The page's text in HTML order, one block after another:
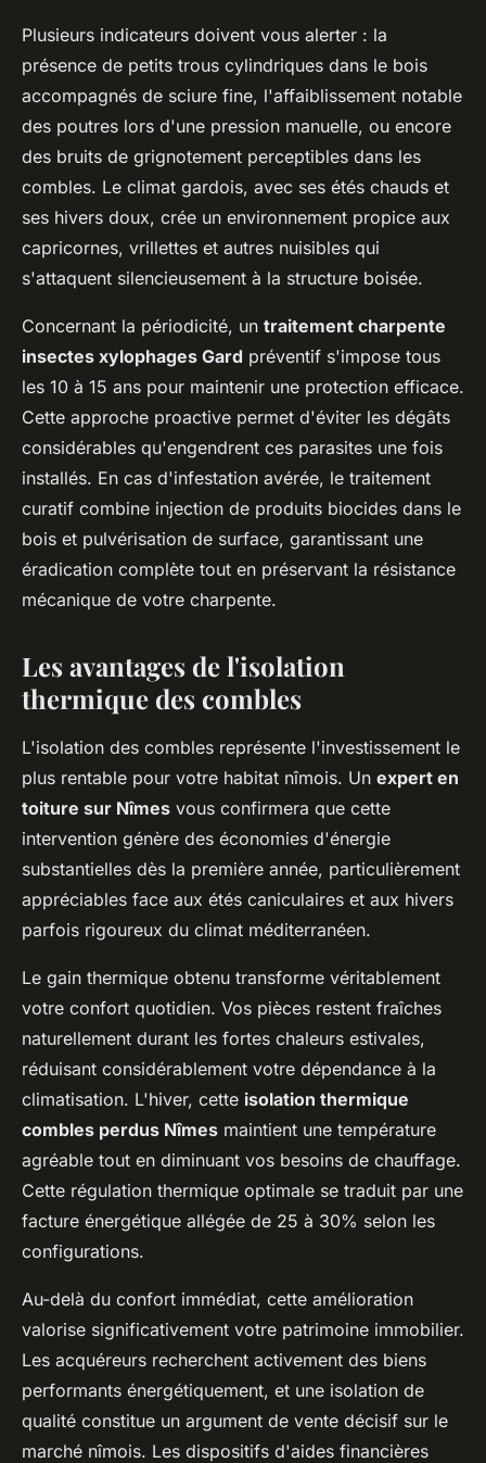
Plusieurs indicateurs doivent vous alerter : la
présence de petits trous cylindriques dans le bois
accompagnés de sciure fine, l'affaiblissement notable
des poutres lors d'une pression manuelle, ou encore
des bruits de grignotement perceptibles dans les
combles. Le climat gardois, avec ses étés chauds et
ses hivers doux, crée un environnement propice aux
capricornes, vrillettes et autres nuisibles qui
s'attaquent silencieusement à la structure boisée.
Concernant la périodicité, un traitement charpente
insectes xylophages Gard préventif s'impose tous
les 10 à 15 ans pour maintenir une protection efficace.
Cette approche proactive permet d'éviter les dégâts
considérables qu'engendrent ces parasites une fois
installés. En cas d'infestation avérée, le traitement
curatif combine injection de produits biocides dans le
bois et pulvérisation de surface, garantissant une
éradication complète tout en préservant la résistance
mécanique de votre charpente.
Les avantages de l'isolation
thermique des combles
L'isolation des combles représente l'investissement le
plus rentable pour votre habitat nîmois. Un expert en
toiture sur Nîmes vous confirmera que cette
intervention génère des économies d'énergie
substantielles dès la première année, particulièrement
appréciables face aux étés caniculaires et aux hivers
parfois rigoureux du climat méditerranéen.
Le gain thermique obtenu transforme véritablement
votre confort quotidien. Vos pièces restent fraîches
naturellement durant les fortes chaleurs estivales,
réduisant considérablement votre dépendance à la
climatisation. L'hiver, cette isolation thermique
combles perdus Nîmes maintient une température
agréable tout en diminuant vos besoins de chauffage.
Cette régulation thermique optimale se traduit par une
facture énergétique allégée de 25 à 30% selon les
configurations.
Au-delà du confort immédiat, cette amélioration
valorise significativement votre patrimoine immobilier.
Les acquéreurs recherchent activement des biens
performants énergétiquement, et une isolation de
qualité constitue un argument de vente décisif sur le
marché nîmois. Les dispositifs d'aides financières